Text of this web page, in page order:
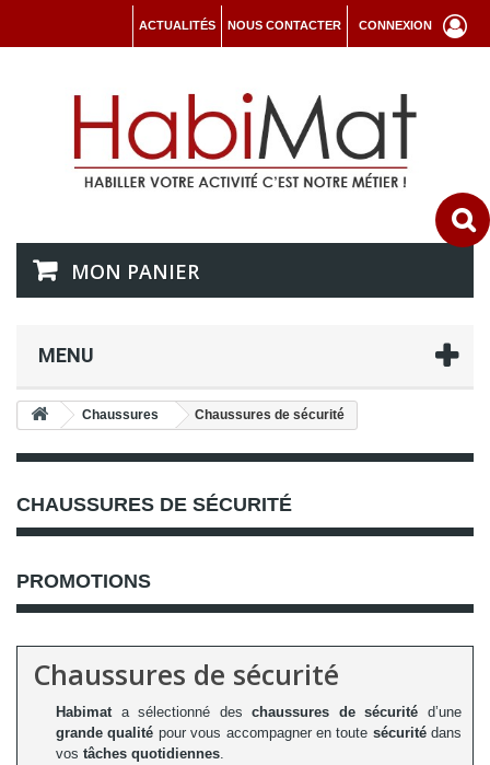
CONNEXION
NOUS CONTACTER
ACTUALITÉS
MON PANIER
MENU
Chaussures Chaussures de sécurité
CHAUSSURES DE SÉCURITÉ
PROMOTIONS
Chaussures de sécurité
Habimata sélectionné deschaussures de sécurité
d’une
grande qualité pour vous accompagner en toute sécuritédans
vos tâches quotidiennes.